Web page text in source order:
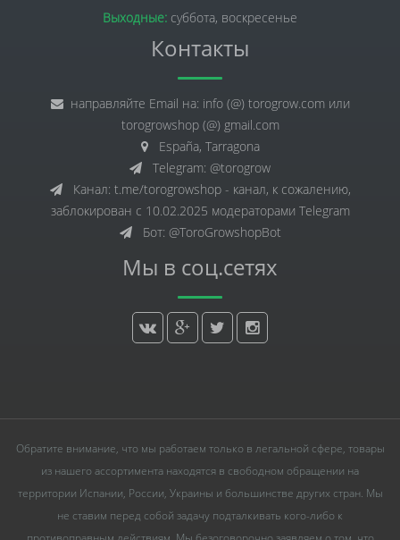
Выходные: суббота, воскресенье
Контакты
направляйте Email на: info (@) torogrow.com или
torogrowshop (@) gmail.com
España, Tarragona
Telegram: @torogrow
Канал: t.me/torogrowshop - канал, к сожалению,
заблокирован с 10.02.2025 модераторами Telegram
Бот: @ToroGrowshopBot
Мы в соц.сетях
Обратите внимание, что мы работаем только в легальной сфере, товары
из нашего ассортимента находятся в свободном обращении на
территории Испании, России, Украины и большинстве других стран. Мы
не ставим перед собой задачу подталкивать кого-либо к